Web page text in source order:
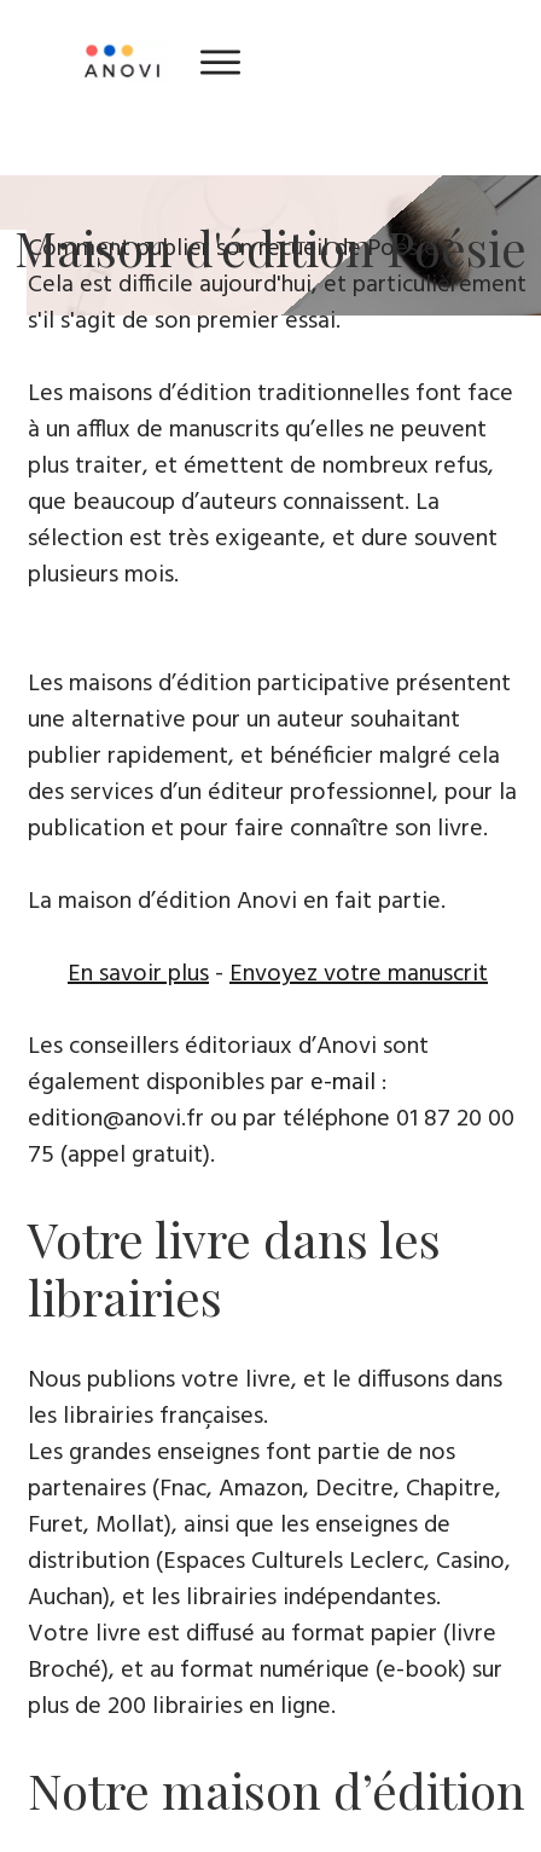
​Maison d'édition ​Poésie
​Comment publier son recueil de Poésie ?
Cela est difficile aujourd'hui, et particulièrement
s'il s'agit de son premier essai.
Les maisons d’édition traditionnelles font face
à un afflux de manuscrits qu’elles ne peuvent
plus traiter, et émettent de nombreux refus,
que beaucoup d’auteurs connaissent. La
sélection est très exigeante, et dure souvent
plusieurs mois.
Les maisons d’édition participative présentent
une alternative pour un auteur souhaitant
publier rapidement, et bénéficier malgré cela
des services d’un éditeur professionnel, pour la
publication et pour faire connaître son livre.
La maison d’édition Anovi en fait partie.
En savoir plus-Envoyez votre manuscrit
Les conseillers éditoriaux d’Anovi sont
également disponibles par e-mail :
edition@anovi.fr ou par téléphone ​​0​1 87 20 00
75 (appel gratuit).
Votre livre dans les
librairies
Nous publions votre livre, et le diffusons dans
les librairies françaises​.
Les grandes enseignes font partie de nos
partenaires (Fnac, Amazon, Decitre, Chapitre,
Furet, Mollat), ainsi que les enseignes de
distribution (Espaces Culturels Leclerc, Casino,
Auchan), et les librairies indépendantes.
Votre livre est diffusé au format papier (livre
Broché), et au format numérique (e-book) sur
plus de 200 librairies en ligne.
Notre maison d’édition